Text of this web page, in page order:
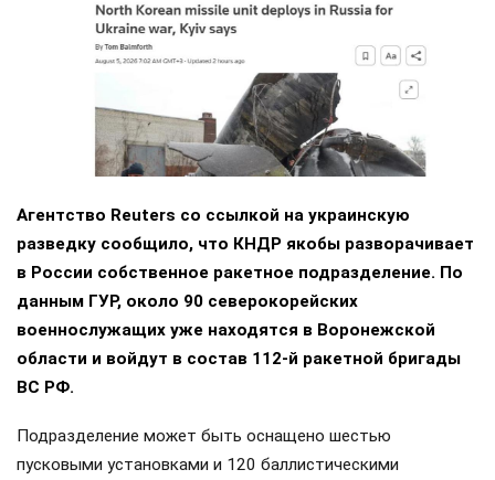
Агентство Reuters со ссылкой на украинскую
разведку сообщило, что КНДР якобы разворачивает
в России собственное ракетное подразделение. По
данным ГУР, около 90 северокорейских
военнослужащих уже находятся в Воронежской
области и войдут в состав 112-й ракетной бригады
ВС РФ.
Подразделение может быть оснащено шестью
пусковыми установками и 120 баллистическими